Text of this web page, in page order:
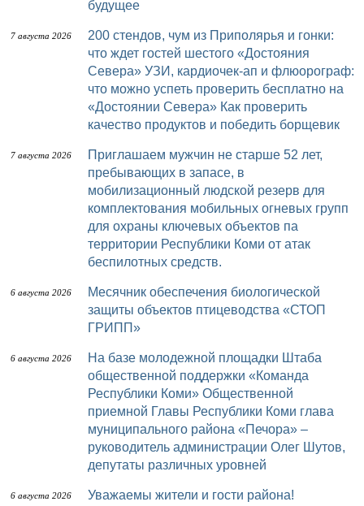
будущее
7 августа 2026
200 стендов, чум из Приполярья и гонки:
что ждет гостей шестого «Достояния
Севера» УЗИ, кардиочек-ап и флюорограф:
что можно успеть проверить бесплатно на
«Достоянии Севера» Как проверить
качество продуктов и победить борщевик
7 августа 2026
Приглашаем мужчин не старше 52 лет,
пребывающих в запасе, в
мобилизационный людской резерв для
комплектования мобильных огневых групп
для охраны ключевых объектов па
территории Республики Коми от атак
беспилотных средств.
6 августа 2026
Месячник обеспечения биологической
защиты объектов птицеводства «СТОП
ГРИПП»
6 августа 2026
На базе молодежной площадки Штаба
общественной поддержки «Команда
Республики Коми» Общественной
приемной Главы Республики Коми глава
муниципального района «Печора» –
руководитель администрации Олег Шутов,
депутаты различных уровней
6 августа 2026 Уважаемы жители и гости района!